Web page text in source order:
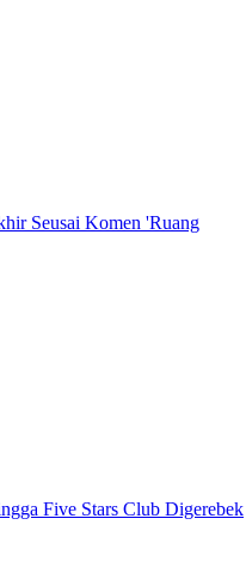
Seusai Komen 'Ruang
Five Stars Club Digerebek